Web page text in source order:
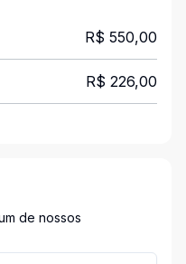
R$ 550,00
R$ 226,00
de nossos